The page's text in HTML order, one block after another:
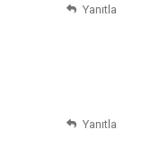
Yanıtla
Yanıtla